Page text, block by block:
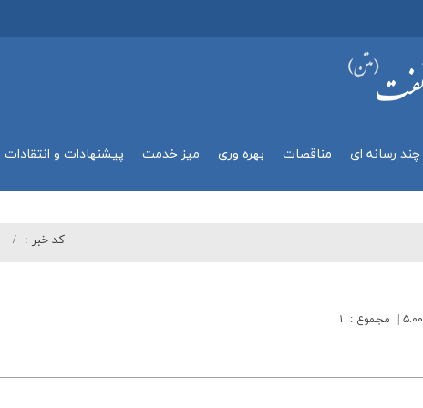
چند رسانه اي مناقصات بهره وري میز خدمت پیشنهادات و انتقادات
کد خبر :
۵.۰۰ مجموع : ۱